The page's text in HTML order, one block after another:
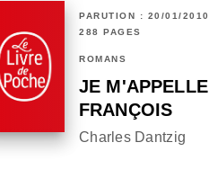
PARUTION : 20/01/2010
288 PAGES
ROMANS
JE M'APPELLE
FRANÇOIS
Charles Dantzig